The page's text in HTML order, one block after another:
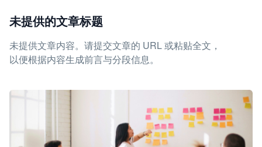
未提供的文章标题
未提供文章内容。请提交文章的 URL 或粘贴全文，
以便根据内容生成前言与分段信息。